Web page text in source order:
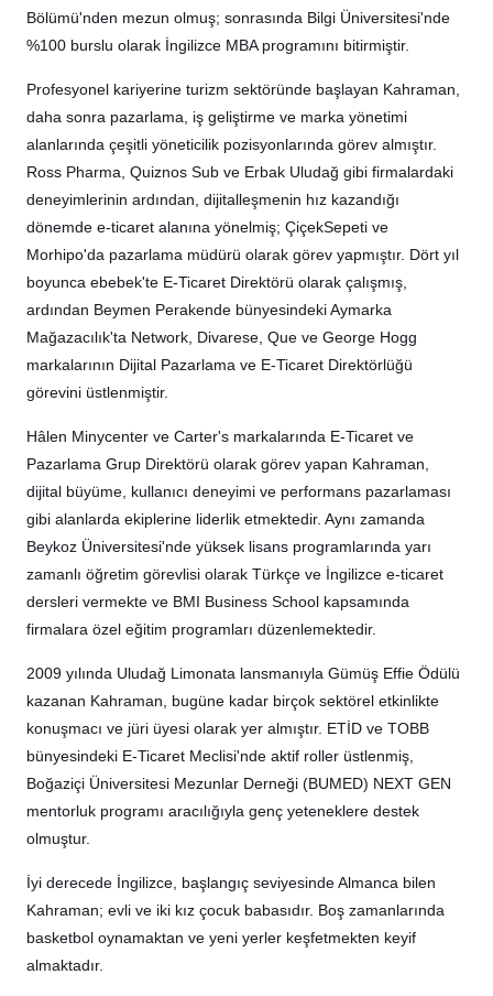
Bölümü'nden mezun olmuş; sonrasında Bilgi Üniversitesi'nde
%100 burslu olarak İngilizce MBA programını bitirmiştir.
Profesyonel kariyerine turizm sektöründe başlayan Kahraman,
daha sonra pazarlama, iş geliştirme ve marka yönetimi
alanlarında çeşitli yöneticilik pozisyonlarında görev almıştır.
Ross Pharma, Quiznos Sub ve Erbak Uludağ gibi firmalardaki
deneyimlerinin ardından, dijitalleşmenin hız kazandığı
dönemde e-ticaret alanına yönelmiş; ÇiçekSepeti ve
Morhipo'da pazarlama müdürü olarak görev yapmıştır. Dört yıl
boyunca ebebek'te E-Ticaret Direktörü olarak çalışmış,
ardından Beymen Perakende bünyesindeki Aymarka
Mağazacılık'ta Network, Divarese, Que ve George Hogg
markalarının Dijital Pazarlama ve E-Ticaret Direktörlüğü
görevini üstlenmiştir.
Hâlen Minycenter ve Carter's markalarında E-Ticaret ve
Pazarlama Grup Direktörü olarak görev yapan Kahraman,
dijital büyüme, kullanıcı deneyimi ve performans pazarlaması
gibi alanlarda ekiplerine liderlik etmektedir. Aynı zamanda
Beykoz Üniversitesi'nde yüksek lisans programlarında yarı
zamanlı öğretim görevlisi olarak Türkçe ve İngilizce e-ticaret
dersleri vermekte ve BMI Business School kapsamında
firmalara özel eğitim programları düzenlemektedir.
2009 yılında Uludağ Limonata lansmanıyla Gümüş Effie Ödülü
kazanan Kahraman, bugüne kadar birçok sektörel etkinlikte
konuşmacı ve jüri üyesi olarak yer almıştır. ETİD ve TOBB
bünyesindeki E-Ticaret Meclisi'nde aktif roller üstlenmiş,
Boğaziçi Üniversitesi Mezunlar Derneği (BUMED) NEXT GEN
mentorluk programı aracılığıyla genç yeteneklere destek
olmuştur.
İyi derecede İngilizce, başlangıç seviyesinde Almanca bilen
Kahraman; evli ve iki kız çocuk babasıdır. Boş zamanlarında
basketbol oynamaktan ve yeni yerler keşfetmekten keyif
almaktadır.